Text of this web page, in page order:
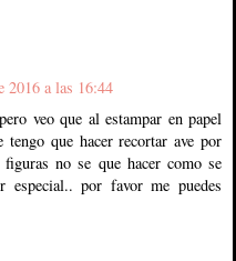
2016 a las 16:44
veo que al estampar en papel
tengo que hacer recortar ave por
no se que hacer como se
especial.. por favor me puedes